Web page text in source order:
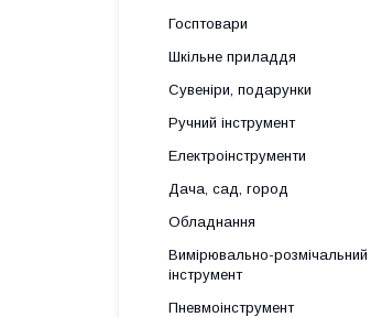
Госптовари
Шкільне приладдя
Сувеніри, подарунки
Ручний інструмент
Електроінструменти
Дача, сад, город
Обладнання
Вимірювально-розмічальний
інструмент
Пневмоінструмент